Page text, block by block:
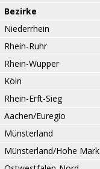
Bezirke
Niederrhein
Rhein-Ruhr
Rhein-Wupper
Köln
Rhein-Erft-Sieg
Aachen/Euregio
Münsterland
Münsterland/Hohe Mark